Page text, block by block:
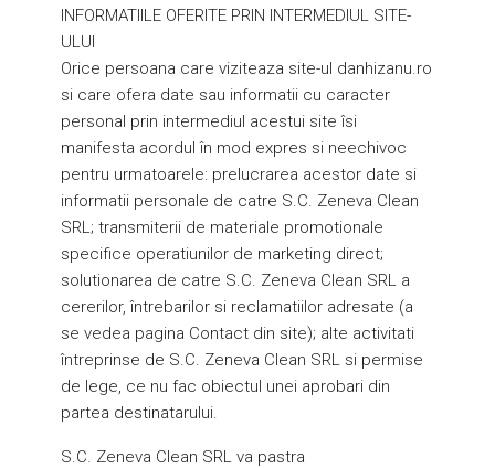
INFORMATIILE OFERITE PRIN INTERMEDIUL SITE-
ULUI
Orice persoana care viziteaza site-ul danhizanu.ro
si care ofera date sau informatii cu caracter
personal prin intermediul acestui site îsi
manifesta acordul în mod expres si neechivoc
pentru urmatoarele: prelucrarea acestor date si
informatii personale de catre S.C. Zeneva Clean
SRL; transmiterii de materiale promotionale
specifice operatiunilor de marketing direct;
solutionarea de catre S.C. Zeneva Clean SRL a
cererilor, întrebarilor si reclamatiilor adresate (a
se vedea pagina Contact din site); alte activitati
întreprinse de S.C. Zeneva Clean SRL si permise
de lege, ce nu fac obiectul unei aprobari din
partea destinatarului.
S.C. Zeneva Clean SRL va pastra